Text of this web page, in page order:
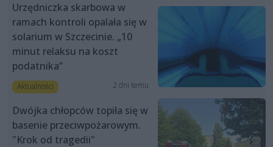
Urzędniczka skarbowa w
ramach kontroli opalała się w
solarium w Szczecinie. „10
minut relaksu na koszt
podatnika”
Aktualności 2 dni temu
Dwójka chłopców topiła się w
basenie przeciwpożarowym.
"Krok od tragedii"